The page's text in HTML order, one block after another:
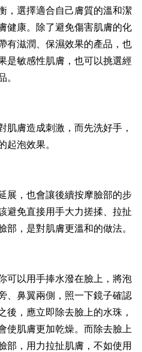
，選擇適合自己膚質的溫和潔
健康。除了避免傷害肌膚的化
有滋潤、保濕效果的產品，也
是敏感性肌膚，也可以挑選經
肌膚造成刺激，而先洗好手，
起泡效果。
展，也會讓後續按摩臉部的步
避免直接用手大力搓揉、拉扯
，是對肌膚更溫和的做法。
可以用手捧水潑在臉上，將泡
、鼻翼兩側，照一下鏡子確認
後，應立即除去臉上的水珠，
使肌膚更加乾燥。而除去臉上
部，用力拉扯肌膚，不如使用